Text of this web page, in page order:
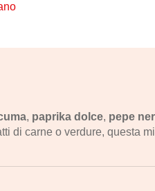
, paprika dolce, pepe
di carne o verdure, questa